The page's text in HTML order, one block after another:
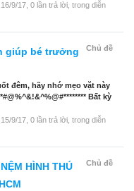
16/9/17 , 0 lần trả lời, trong diễn
Chủ đề
giúp bé trưởng
đêm, hãy nhớ mẹo vặt này
Bất kỳ
15/9/17 , 0 lần trả lời, trong diễn
Chủ đề
HÌNH THÚ